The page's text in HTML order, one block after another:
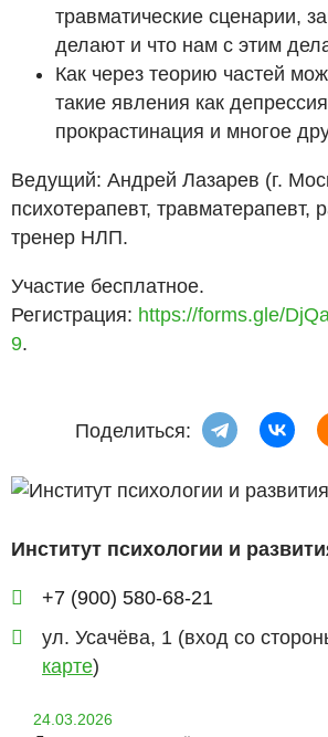
травматические сценарии,
делают и что нам с этим
Как через теорию частей
такие явления как
прокрастинация и многое
Ведущий: Андрей Лазарев (г.
психотерапевт, травматерапевт,
тренер НЛП.
Участие бесплатное.
Регистрация: https://forms.gle/
9.
Поделиться:
Институт психологии и
+7 (900) 580-68-21
ул. Усачёва, 1 (вход со
карте)
24.03.2026